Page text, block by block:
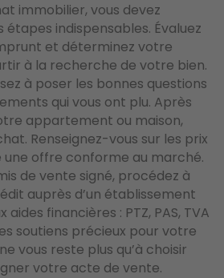
immobilier, vous devez
indispensables. Évaluez
et déterminez votre
à la recherche de votre bien.
à poser les bonnes questions
qui vous ont plu. Après
appartement ou maison,
Renseignez-vous sur les prix
une offre conforme au marché.
de vente signé, procédez à
auprès d’un établissement
aides financières : PTZ, PAS, TVA
soutiens précieux pour votre
vous reste plus qu’à choisir
votre acte de vente.